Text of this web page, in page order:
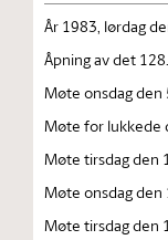
År 1983, lørdag
Åpning av det
Møte onsdag den
Møte for lukkede
Møte tirsdag den
Møte onsdag den
Møte tirsdag den